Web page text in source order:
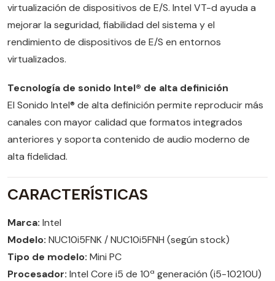
virtualización de dispositivos de E/S. Intel VT-d ayuda a
mejorar la seguridad, fiabilidad del sistema y el
rendimiento de dispositivos de E/S en entornos
virtualizados.
Tecnología de sonido Intel® de alta definición
El Sonido Intel® de alta definición permite reproducir más
canales con mayor calidad que formatos integrados
anteriores y soporta contenido de audio moderno de
alta fidelidad.
CARACTERÍSTICAS
Marca: Intel
Modelo: NUC10i5FNK / NUC10i5FNH (según stock)
Tipo de modelo: Mini PC
Procesador: Intel Core i5 de 10ª generación (i5-10210U)